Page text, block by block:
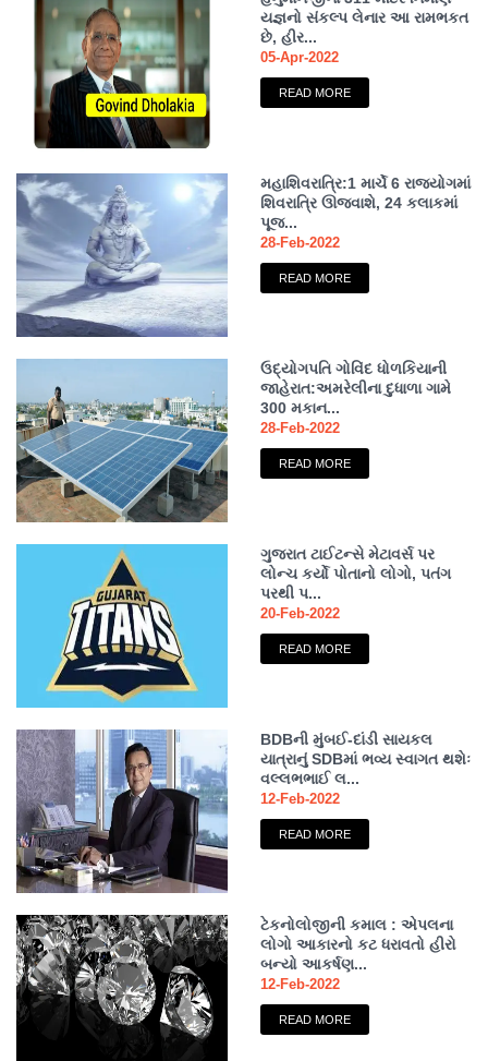
યજ્ઞનો સંકલ્પ લેનાર આ રામભકત
છે, હીર...
05-Apr-2022
READ MORE
મહાશિવરાત્રિ:1 માર્ચે 6 રાજયોગમાં
શિવરાત્રિ ઊજવાશે, 24 કલાકમાં
પૂજ...
28-Feb-2022
READ MORE
ઉદ્યોગપતિ ગોવિંદ ધોળકિયાની
જાહેરાત:અમરેલીના દુધાળા ગામે
300 મકાન...
28-Feb-2022
READ MORE
ગુજરાત ટાઈટન્સે મેટાવર્સ પર
લોન્ચ કર્યો પોતાનો લોગો, પતંગ
પરથી પ...
20-Feb-2022
READ MORE
BDBની મુંબઈ-દાંડી સાયકલ
યાત્રાનું SDBમાં ભવ્ય સ્વાગત થશેઃ
વલ્લભભાઈ લ...
12-Feb-2022
READ MORE
ટેકનોલોજીની કમાલ : એપલના
લોગો આકારનો કટ ધરાવતો હીરો
બન્યો આકર્ષણ...
12-Feb-2022
READ MORE